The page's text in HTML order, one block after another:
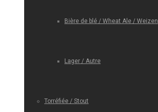
Bière de blé / Wheat Ale / Weizen
Lager / Autre
Torréfiée / Stout